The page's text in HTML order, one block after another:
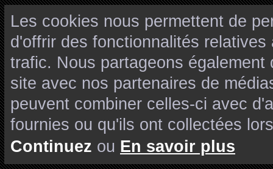
Les cookies nous permettent de
d'offrir des fonctionnalités
trafic. Nous partageons
site avec nos partenaires de
peuvent combiner celles-ci avec
fournies ou qu'ils ont collectées
Continuez ou En savoir plus